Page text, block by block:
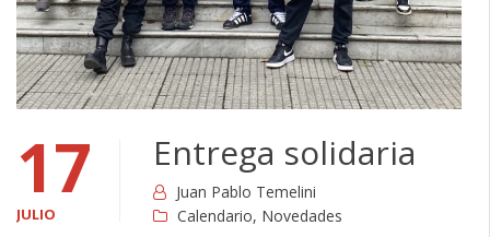
17
JULIO
Entrega solidaria
Juan Pablo Temelini
Calendario, Novedades